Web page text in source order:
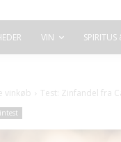
VIN
vinkøb Test: Zinfandel fra